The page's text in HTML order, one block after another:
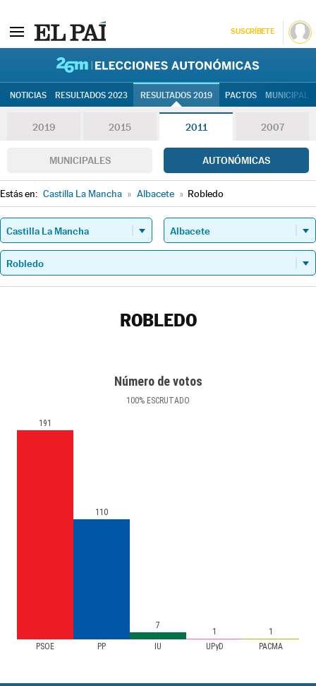
SUSCRÍBETE
NOTICIAS RESULTADOS 2023 RESULTADOS 2019 PACTOS
2019 2015 2011 2007
MUNICIPALES AUTONÓMICAS
Estás en: Castilla La Mancha » Albacete » Robledo
ROBLEDO
Número de votos
100% ESCRUTADO
PSOE PP IU UPyD PACMA
191
110
7
1 1